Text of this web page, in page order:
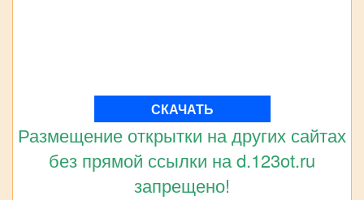
СКАЧАТЬ
Размещение открытки на других сайтах
без прямой ссылки на d.123ot.ru
запрещено!